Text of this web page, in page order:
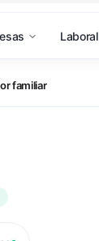
Laboral
familiar